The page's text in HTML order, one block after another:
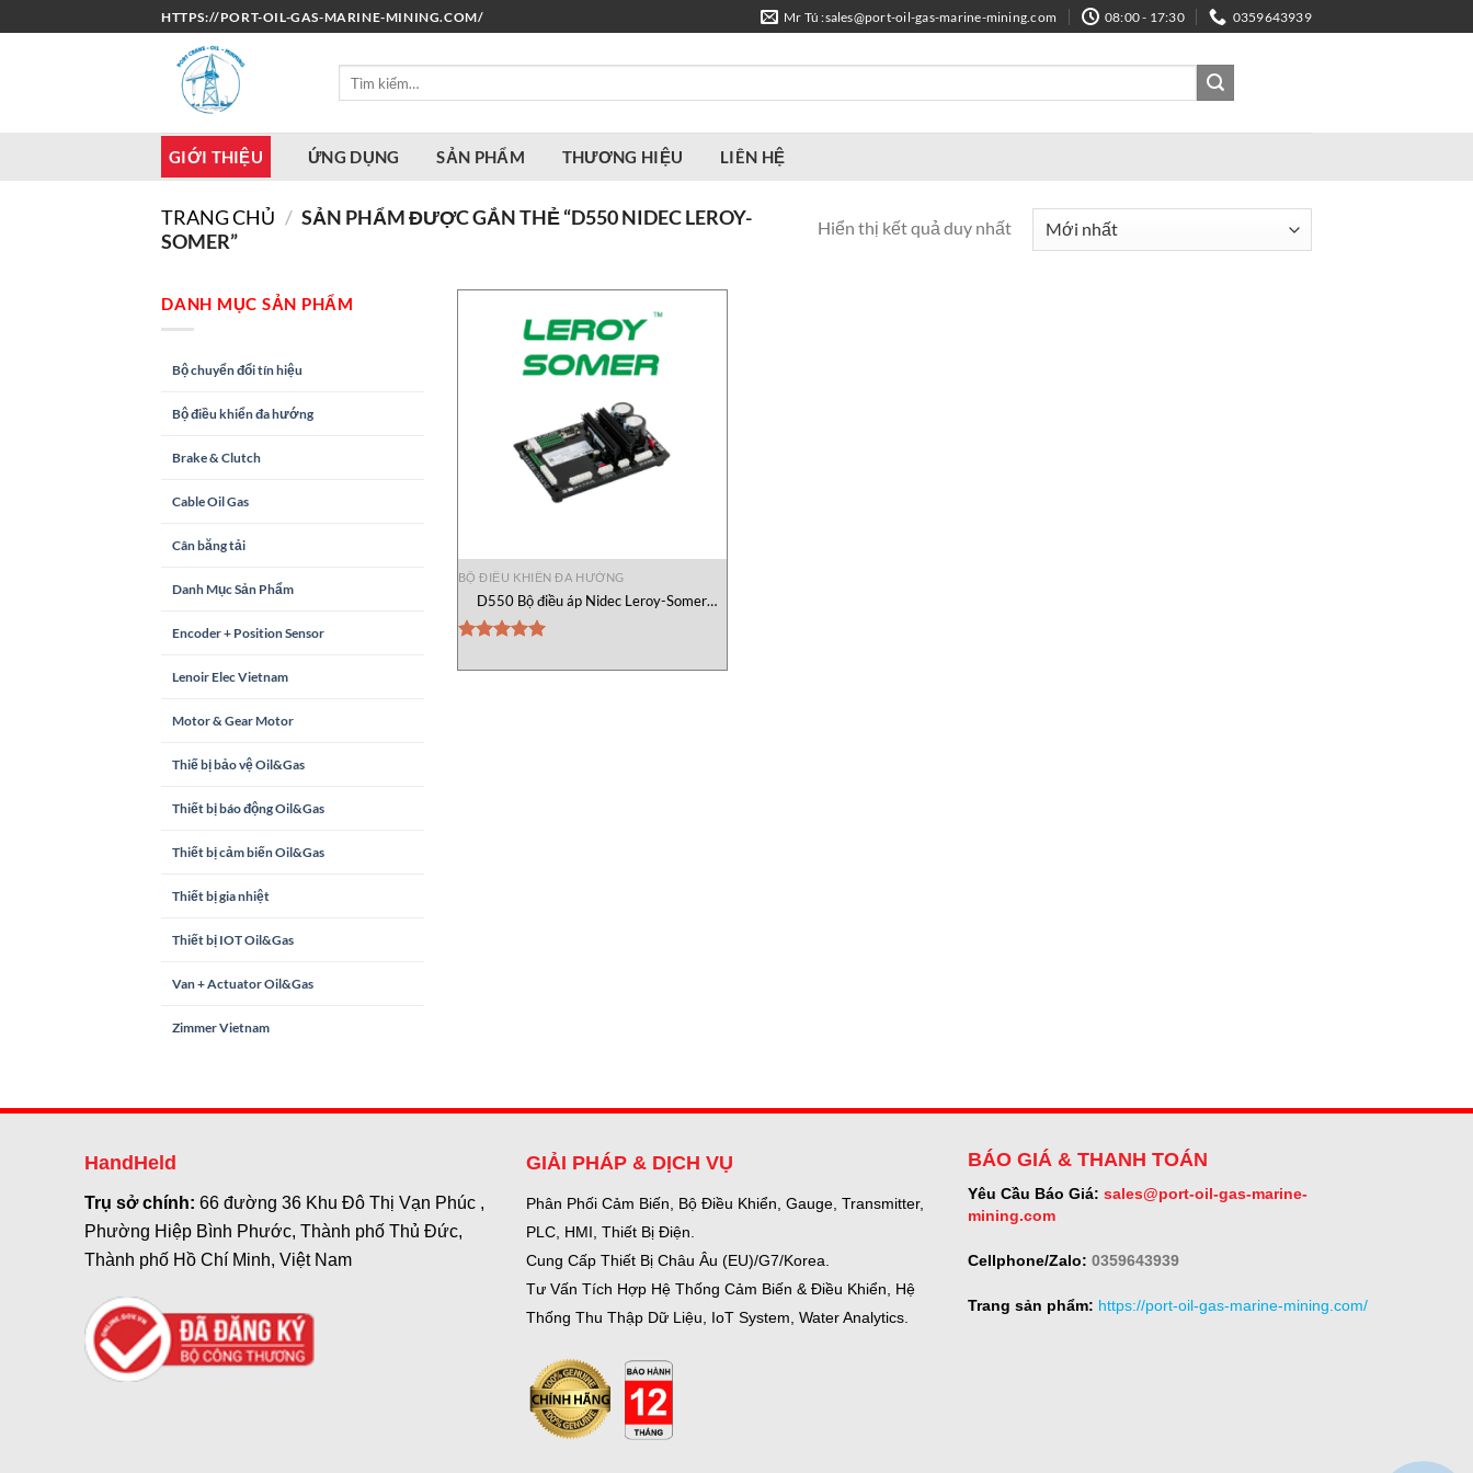
qua
HTTPS://PORT-OIL-GAS-MARINE-MINING.COM/ Mr Tú :sales@port-oil-gas-marine-mining.com 08:00 - 17:30 0359643939
GIỚI THIỆU ỨNG DỤNG SẢN PHẨM THƯƠNG HIỆU LIÊN HỆ
TRANG CHỦ / SẢN PHẨM ĐƯỢC GẮN THẺ “D550 NIDEC LEROY-
SOMER”
Hiển thị kết quả duy nhất
DANH MỤC SẢN PHẨM
Bộ chuyển đổi tín hiệu
Bộ điều khiển đa hướng
Brake & Clutch
Cable Oil Gas
Cân băng tải
Danh Mục Sản Phẩm
Encoder + Position Sensor
Lenoir Elec Vietnam
Motor & Gear Motor
Thiế bị bảo vệ Oil&Gas
Thiết bị báo động Oil&Gas
Thiết bị cảm biến Oil&Gas
Thiết bị gia nhiệt
Thiết bị IOT Oil&Gas
Van + Actuator Oil&Gas
Zimmer Vietnam
BỘ ĐIỀU KHIỂN ĐA HƯỚNG
D550 Bộ điều áp Nidec Leroy-Somer
hạng5.00
HandHeld
Trụ sở chính: 66 đường 36 Khu Đô Thị Vạn Phúc ,
Phường Hiệp Bình Phước, Thành phố Thủ Đức,
Thành phố Hồ Chí Minh, Việt Nam
GIẢI PHÁP & DỊCH VỤ
Phân Phối Cảm Biến, Bộ Điều Khiển, Gauge, Transmitter,
PLC, HMI, Thiết Bị Điện.
Cung Cấp Thiết Bị Châu Âu (EU)/G7/Korea.
Tư Vấn Tích Hợp Hệ Thống Cảm Biến & Điều Khiển, Hệ
Thống Thu Thập Dữ Liệu, IoT System, Water Analytics.
BÁO GIÁ & THANH TOÁN
Yêu Cầu Báo Giá: sales@port-oil-gas-marine-
mining.com
Cellphone/Zalo: 0359643939
Trang sản phẩm: https://port-oil-gas-marine-mining.com/